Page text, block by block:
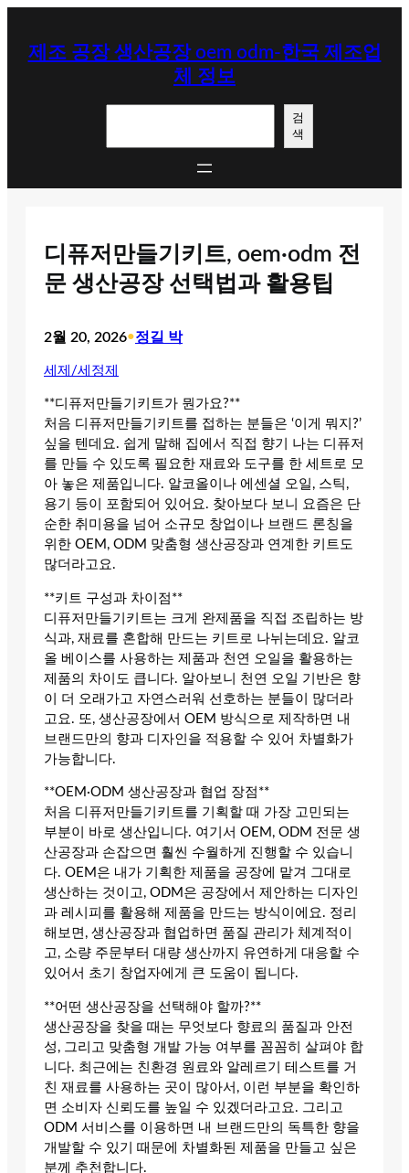
제조 공장 생산공장 oem odm-한국 제조업
체 정보
검
색
디퓨저만들기키트, oem·odm 전
문 생산공장 선택법과 활용팁
2월 20, 2026•정길 박
세제/세정제
**디퓨저만들기키트가 뭔가요?**
처음 디퓨저만들기키트를 접하는 분들은 ‘이게 뭐지?’
싶을 텐데요. 쉽게 말해 집에서 직접 향기 나는 디퓨저
를 만들 수 있도록 필요한 재료와 도구를 한 세트로 모
아 놓은 제품입니다. 알코올이나 에센셜 오일, 스틱,
용기 등이 포함되어 있어요. 찾아보다 보니 요즘은 단
순한 취미용을 넘어 소규모 창업이나 브랜드 론칭을
위한 OEM, ODM 맞춤형 생산공장과 연계한 키트도
많더라고요.
**키트 구성과 차이점**
디퓨저만들기키트는 크게 완제품을 직접 조립하는 방
식과, 재료를 혼합해 만드는 키트로 나뉘는데요. 알코
올 베이스를 사용하는 제품과 천연 오일을 활용하는
제품의 차이도 큽니다. 알아보니 천연 오일 기반은 향
이 더 오래가고 자연스러워 선호하는 분들이 많더라
고요. 또, 생산공장에서 OEM 방식으로 제작하면 내
브랜드만의 향과 디자인을 적용할 수 있어 차별화가
가능합니다.
**OEM·ODM 생산공장과 협업 장점**
처음 디퓨저만들기키트를 기획할 때 가장 고민되는
부분이 바로 생산입니다. 여기서 OEM, ODM 전문 생
산공장과 손잡으면 훨씬 수월하게 진행할 수 있습니
다. OEM은 내가 기획한 제품을 공장에 맡겨 그대로
생산하는 것이고, ODM은 공장에서 제안하는 디자인
과 레시피를 활용해 제품을 만드는 방식이에요. 정리
해보면, 생산공장과 협업하면 품질 관리가 체계적이
고, 소량 주문부터 대량 생산까지 유연하게 대응할 수
있어서 초기 창업자에게 큰 도움이 됩니다.
**어떤 생산공장을 선택해야 할까?**
생산공장을 찾을 때는 무엇보다 향료의 품질과 안전
성, 그리고 맞춤형 개발 가능 여부를 꼼꼼히 살펴야 합
니다. 최근에는 친환경 원료와 알레르기 테스트를 거
친 재료를 사용하는 곳이 많아서, 이런 부분을 확인하
면 소비자 신뢰도를 높일 수 있겠더라고요. 그리고
ODM 서비스를 이용하면 내 브랜드만의 독특한 향을
개발할 수 있기 때문에 차별화된 제품을 만들고 싶은
분께 추천합니다.